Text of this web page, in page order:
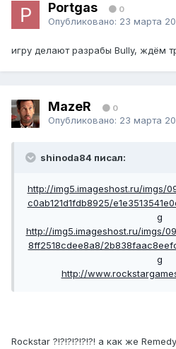
Portgas 0
Опубликовано: 23 марта
игру делают разрабы Bully, ждём
MazeR 0
Опубликовано: 23 марта
shinoda84 писал:
http://img5.imageshost.ru/imgs/
c0ab121d1fdb8925/
g
http://img5.imageshost.ru/imgs/
8ff2518cdee8a8/
g
http://
Rockstar ?!?!?!?!?!?! а как же